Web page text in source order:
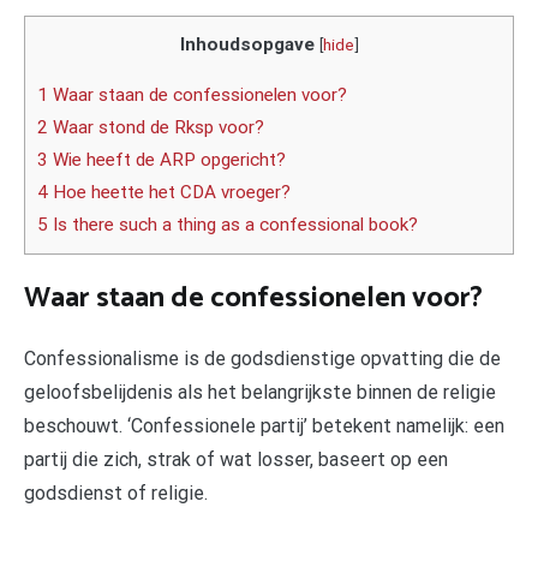
Inhoudsopgave [hide]
1 Waar staan de confessionelen voor?
2 Waar stond de Rksp voor?
3 Wie heeft de ARP opgericht?
4 Hoe heette het CDA vroeger?
5 Is there such a thing as a confessional book?
Waar staan de confessionelen voor?
Confessionalisme is de godsdienstige opvatting die de
geloofsbelijdenis als het belangrijkste binnen de religie
beschouwt. ‘Confessionele partij’ betekent namelijk: een
partij die zich, strak of wat losser, baseert op een
godsdienst of religie.